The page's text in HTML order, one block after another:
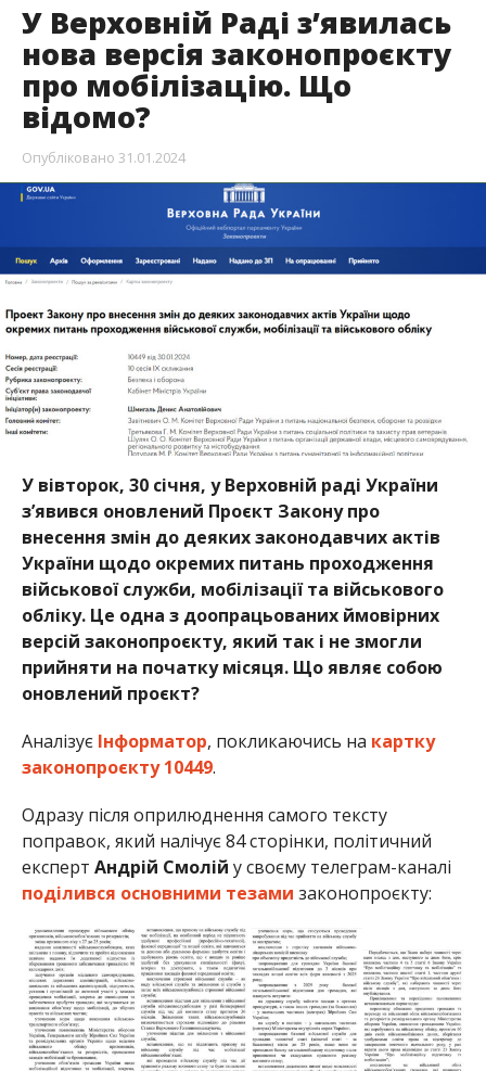
У Верховній Раді з’явилась
нова версія законопроєкту
про мобілізацію. Що
відомо?
Опубліковано 31.01.2024
У вівторок, 30 січня, у Верховній раді України
з’явився оновлений Проєкт Закону про
внесення змін до деяких законодавчих актів
України щодо окремих питань проходження
військової служби, мобілізації та військового
обліку. Це одна з доопрацьованих ймовірних
версій законопроєкту, який так і не змогли
прийняти на початку місяця. Що являє собою
оновлений проєкт?
АналізуєІнформатор, покликаючись на картку
законопроєкту 10449.
Одразу після оприлюднення самого тексту
поправок, який налічує 84 сторінки, політичний
експерт Андрій Смолій у своєму телеграм-каналі
поділився основними тезами законопроєкту: